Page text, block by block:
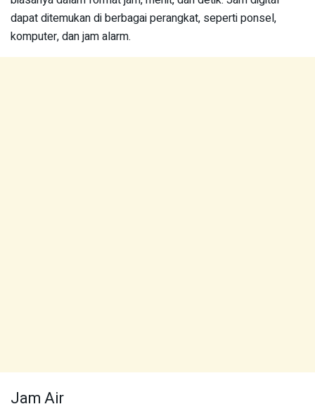
dapat ditemukan di berbagai perangkat, seperti ponsel,
komputer, dan jam alarm.
Jam Air